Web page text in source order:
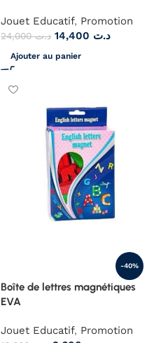
Jouet Educatif, Promotion
د.ت24,000 د.ت
Ajouter au panier
-40%
Boîte de lettres magnétiques
EVA
Jouet Educatif, Promotion